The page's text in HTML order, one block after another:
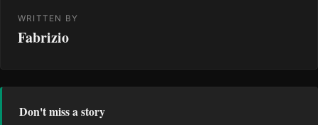
WRITTEN BY
Fabrizio
Don't miss a story